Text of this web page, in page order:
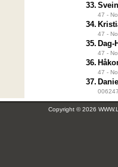
33.
47 -
34.
47 -
35. Dag-
47 -
36.
47 -
37.
Copyright © 2026